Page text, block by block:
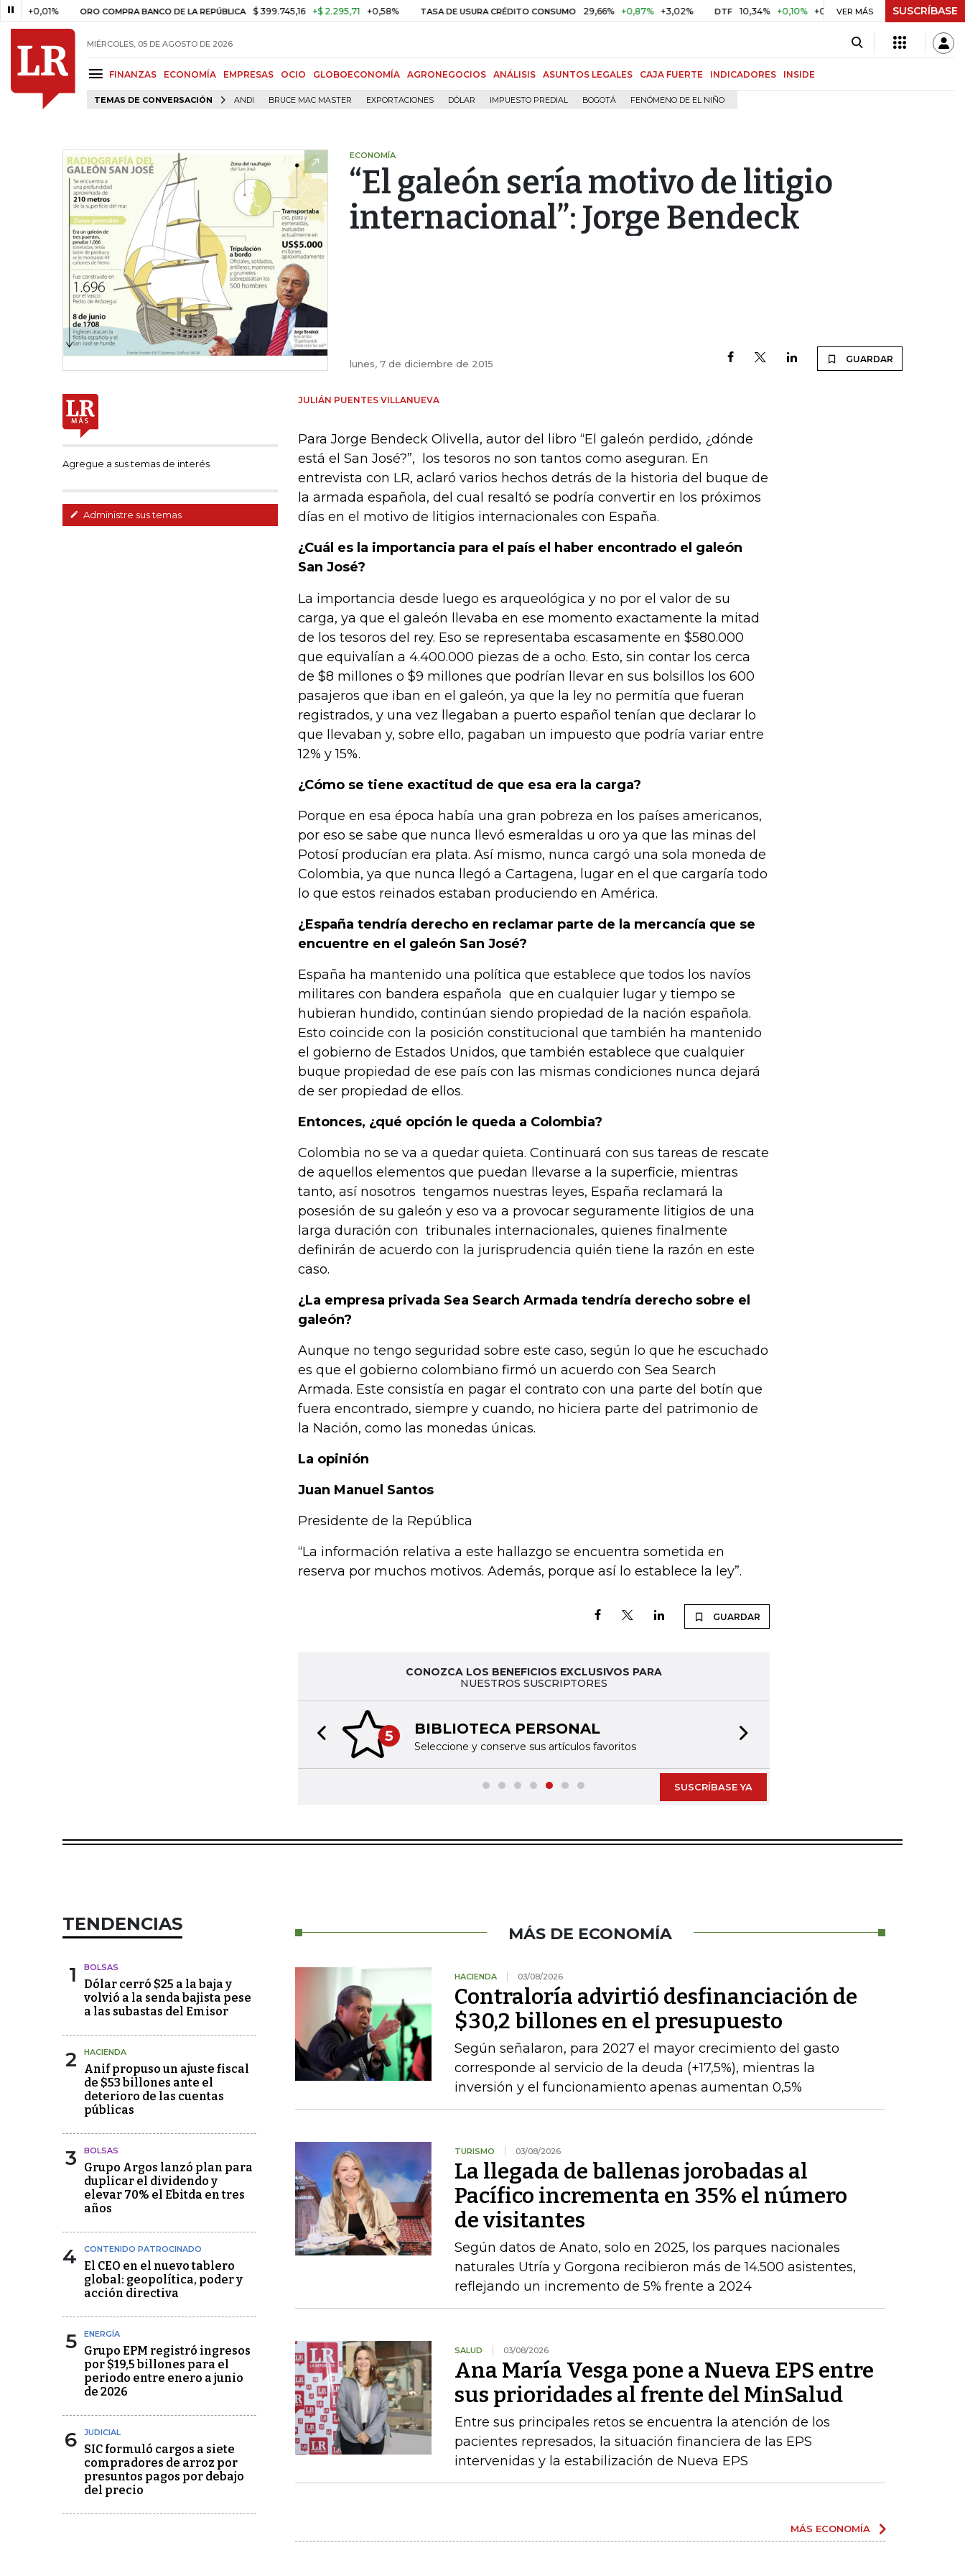
ORO COMPRA BANCO DE LA REPÚBLICA $ 399.745,16 +$ 2.295,71 +0,58% TASA DE USURA CRÉDITO CONSUMO 29,66% +0,87% +3,02% DTF 10,34% +0,10% +0,98% UVR $ 416,81 +$ 0,05 +0,01%
VER MÁS SUSCRÍBASE
MIÉRCOLES, 05 DE AGOSTO DE 2026
FINANZAS ECONOMÍA EMPRESAS OCIO GLOBOECONOMÍA AGRONEGOCIOS ANÁLISIS ASUNTOS LEGALES CAJA FUERTE INDICADORES INSIDE
TEMAS DE CONVERSACIÓN ANDI BRUCE MAC MASTER EXPORTACIONES DÓLAR IMPUESTO PREDIAL BOGOTÁ FENÓMENO DE EL NIÑO
ECONOMÍA
“El galeón sería motivo de litigio
internacional”: Jorge Bendeck
lunes, 7 de diciembre de 2015 GUARDAR
Agregue a sus temas de interés
Administre sus temas
JULIÁN PUENTES VILLANUEVA
Para Jorge Bendeck Olivella, autor del libro “El galeón perdido, ¿dónde
está el San José?”, los tesoros no son tantos como aseguran. En
entrevista con LR, aclaró varios hechos detrás de la historia del buque de
la armada española, del cual resaltó se podría convertir en los próximos
días en el motivo de litigios internacionales con España.
¿Cuál es la importancia para el país el haber encontrado el galeón
San José?
La importancia desde luego es arqueológica y no por el valor de su
carga, ya que el galeón llevaba en ese momento exactamente la mitad
de los tesoros del rey. Eso se representaba escasamente en $580.000
que equivalían a 4.400.000 piezas de a ocho. Esto, sin contar los cerca
de $8 millones o $9 millones que podrían llevar en sus bolsillos los 600
pasajeros que iban en el galeón, ya que la ley no permitía que fueran
registrados, y una vez llegaban a puerto español tenían que declarar lo
que llevaban y, sobre ello, pagaban un impuesto que podría variar entre
12% y 15%.
¿Cómo se tiene exactitud de que esa era la carga?
Porque en esa época había una gran pobreza en los países americanos,
por eso se sabe que nunca llevó esmeraldas u oro ya que las minas del
Potosí producían era plata. Así mismo, nunca cargó una sola moneda de
Colombia, ya que nunca llegó a Cartagena, lugar en el que cargaría todo
lo que estos reinados estaban produciendo en América.
¿España tendría derecho en reclamar parte de la mercancía que se
encuentre en el galeón San José?
España ha mantenido una política que establece que todos los navíos
militares con bandera española que en cualquier lugar y tiempo se
hubieran hundido, continúan siendo propiedad de la nación española.
Esto coincide con la posición constitucional que también ha mantenido
el gobierno de Estados Unidos, que también establece que cualquier
buque propiedad de ese país con las mismas condiciones nunca dejará
de ser propiedad de ellos.
Entonces, ¿qué opción le queda a Colombia?
Colombia no se va a quedar quieta. Continuará con sus tareas de rescate
de aquellos elementos que puedan llevarse a la superficie, mientras
tanto, así nosotros tengamos nuestras leyes, España reclamará la
posesión de su galeón y eso va a provocar seguramente litigios de una
larga duración con tribunales internacionales, quienes finalmente
definirán de acuerdo con la jurisprudencia quién tiene la razón en este
caso.
¿La empresa privada Sea Search Armada tendría derecho sobre el
galeón?
Aunque no tengo seguridad sobre este caso, según lo que he escuchado
es que el gobierno colombiano firmó un acuerdo con Sea Search
Armada. Este consistía en pagar el contrato con una parte del botín que
fuera encontrado, siempre y cuando, no hiciera parte del patrimonio de
la Nación, como las monedas únicas.
La opinión
Juan Manuel Santos
Presidente de la República
“La información relativa a este hallazgo se encuentra sometida en
reserva por muchos motivos. Además, porque así lo establece la ley”.
GUARDAR
CONOZCA LOS BENEFICIOS EXCLUSIVOS PARA
NUESTROS SUSCRIPTORES
5 BIBLIOTECA PERSONAL
Seleccione y conserve sus artículos favoritos
Previous slide
SUSCRÍBASE YA
TENDENCIAS
1 BOLSAS
Dólar cerró $25 a la baja y
volvió a la senda bajista pese
a las subastas del Emisor
2 HACIENDA
Anif propuso un ajuste fiscal
de $53 billones ante el
deterioro de las cuentas
públicas
3 BOLSAS
Grupo Argos lanzó plan para
duplicar el dividendo y
elevar 70% el Ebitda en tres
años
4 CONTENIDO PATROCINADO
El CEO en el nuevo tablero
global: geopolítica, poder y
acción directiva
5 ENERGÍA
Grupo EPM registró ingresos
por $19,5 billones para el
periodo entre enero a junio
de 2026
6 JUDICIAL
SIC formuló cargos a siete
compradores de arroz por
presuntos pagos por debajo
del precio
MÁS DE ECONOMÍA
HACIENDA 03/08/2026
Contraloría advirtió desfinanciación de
$30,2 billones en el presupuesto
Según señalaron, para 2027 el mayor crecimiento del gasto
corresponde al servicio de la deuda (+17,5%), mientras la
inversión y el funcionamiento apenas aumentan 0,5%
TURISMO 03/08/2026
La llegada de ballenas jorobadas al
Pacífico incrementa en 35% el número
de visitantes
Según datos de Anato, solo en 2025, los parques nacionales
naturales Utría y Gorgona recibieron más de 14.500 asistentes,
reflejando un incremento de 5% frente a 2024
SALUD 03/08/2026
Ana María Vesga pone a Nueva EPS entre
sus prioridades al frente del MinSalud
Entre sus principales retos se encuentra la atención de los
pacientes represados, la situación financiera de las EPS
intervenidas y la estabilización de Nueva EPS
MÁS ECONOMÍA